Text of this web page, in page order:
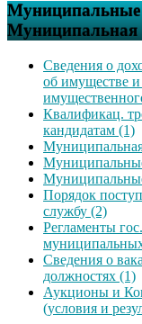
Муниципальные
Сведения о
об имуществе и
Квалификац.
кандидатам (1)
Порядок
службу (2)
Регламенты
Сведения о
должностях (1)
Аукционы и
(условия и